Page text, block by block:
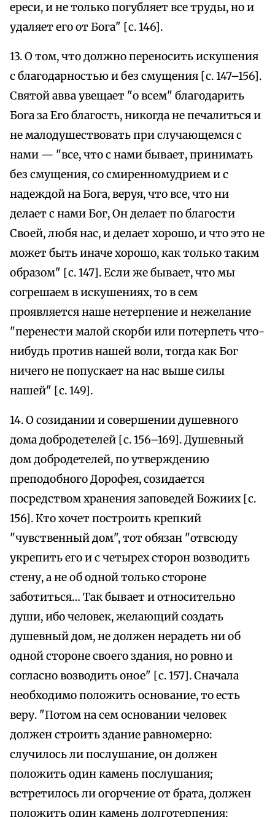
ереси, и не только погубляет все труды, но и
удаляет его от Бога" [с. 146].
13. О том, что должно переносить искушения
с благодарностью и без смущения [с. 147–156].
Святой авва увещает "о всем" благодарить
Бога за Его благость, никогда не печалиться и
не малодушествовать при случающемся с
нами — "все, что с нами бывает, принимать
без смущения, со смиренномудрием и с
надеждой на Бога, веруя, что все, что ни
делает с нами Бог, Он делает по благости
Своей, любя нас, и делает хорошо, и что это не
может быть иначе хорошо, как только таким
образом" [с. 147]. Если же бывает, что мы
согрешаем в искушениях, то в сем
проявляется наше нетерпение и нежелание
"перенести малой скорби или потерпеть что-
нибудь против нашей воли, тогда как Бог
ничего не попускает на нас выше силы
нашей" [с. 149].
14. О созидании и совершении душевного
дома добродетелей [с. 156–169]. Душевный
дом добродетелей, по утверждению
преподобного Дорофея, созидается
посредством хранения заповедей Божиих [с.
156]. Кто хочет построить крепкий
"чувственный дом", тот обязан "отвсюду
укрепить его и с четырех сторон возводить
стену, а не об одной только стороне
заботиться… Так бывает и относительно
души, ибо человек, желающий создать
душевный дом, не должен нерадеть ни об
одной стороне своего здания, но ровно и
согласно возводить оное" [с. 157]. Сначала
необходимо положить основание, то есть
веру. "Потом на сем основании человек
должен строить здание равномерно:
случилось ли послушание, он должен
положить один камень послушания;
встретилось ли огорчение от брата, должен
положить один камень долготерпения;